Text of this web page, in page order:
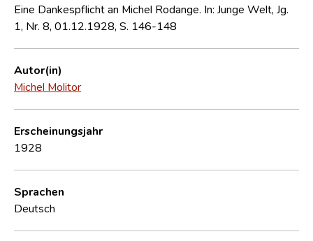
Forschungsgruppe
Eine Dankespflicht an Michel Rodange. In: Junge Welt, Jg.
1, Nr. 8, 01.12.1928, S. 146-148
Autor(in)
Michel Molitor
Erscheinungsjahr
1928
Sprachen
Deutsch